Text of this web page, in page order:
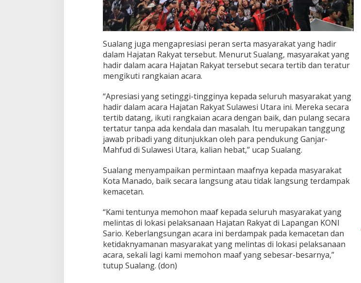
Sualang juga mengapresiasi peran serta masyarakat yang hadir
dalam Hajatan Rakyat tersebut. Menurut Sualang, masyarakat yang
hadir dalam acara Hajatan Rakyat tersebut secara tertib dan teratur
mengikuti rangkaian acara.
“Apresiasi yang setinggi-tingginya kepada seluruh masyarakat yang
hadir dalam acara Hajatan Rakyat Sulawesi Utara ini. Mereka secara
tertib datang, ikuti rangkaian acara dengan baik, dan pulang secara
tertatur tanpa ada kendala dan masalah. Itu merupakan tanggung
jawab pribadi yang ditunjukkan oleh para pendukung Ganjar-
Mahfud di Sulawesi Utara, kalian hebat,” ucap Sualang.
Sualang menyampaikan permintaan maafnya kepada masyarakat
Kota Manado, baik secara langsung atau tidak langsung terdampak
kemacetan.
“Kami tentunya memohon maaf kepada seluruh masyarakat yang
melintas di lokasi pelaksanaan Hajatan Rakyat di Lapangan KONI
Sario. Keberlangsungan acara ini berdampak pada kemacetan dan
ketidaknyamanan masyarakat yang melintas di lokasi pelaksanaan
acara, sekali lagi kami memohon maaf yang sebesar-besarnya,”
tutup Sualang. (don)